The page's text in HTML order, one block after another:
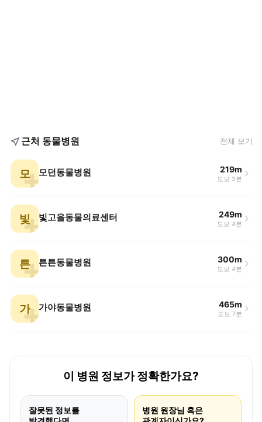
근처 동물병원 전체 보기
모 모던동물병원 219m
도보 3분
빛 빛고을동물의료센터 249m
도보 4분
튼 튼튼동물병원 300m
도보 4분
가 가야동물병원 465m
도보 7분
이 병원 정보가 정확한가요?
잘못된 정보를
병원 원장님 혹은